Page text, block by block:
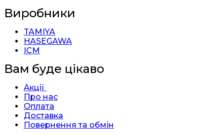
Виробники
TAMIYA
HASEGAWA
ICM
Вам буде цікаво
Акції
Про нас
Оплата
Доставка
Повернення та обмін